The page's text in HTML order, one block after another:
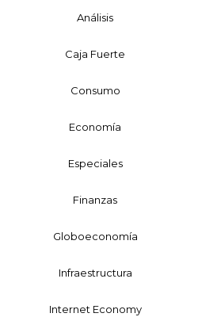
Análisis
Caja Fuerte
Consumo
Economía
Especiales
Finanzas
Globoeconomía
Infraestructura
Internet Economy